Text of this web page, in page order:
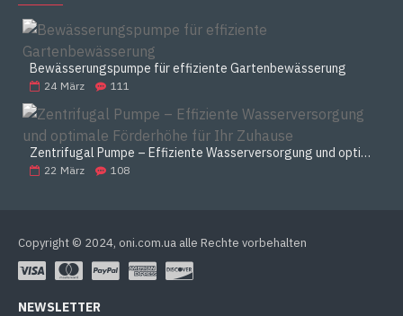
Bewässerungspumpe für effiziente Gartenbewässerung
24 März 111
Zentrifugal Pumpe – Effiziente Wasserversorgung und optimale Förderhöhe für Ihr Zuhause
22 März 108
Copyright © 2024, oni.com.ua alle Rechte vorbehalten
NEWSLETTER